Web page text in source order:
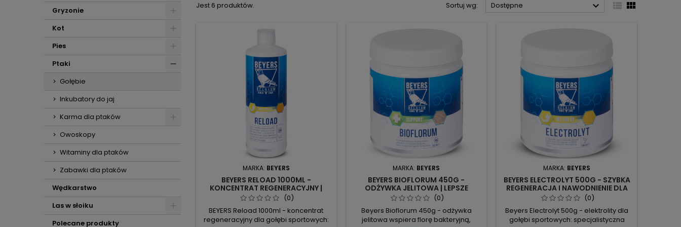
Gryzonie
Kot
Pies
Ptaki
Gołębie
Inkubatory do jaj
Karma dla ptaków
Owoskopy
Witaminy dla ptaków
Zabawki dla ptaków
Wędkarstwo
Las w słoiku
Polecane produkty
Jest 6 produktów. Sortuj wg: Dostępne   
MARKA: BEYERS
BEYERS RELOAD 1000ML -
KONCENTRAT REGENERACYJNY |
SZYBKA REGENERACJA PO LOTACH
(0)
BEYERS Reload 1000ml - koncentrat
regeneracyjny dla gołębi sportowych:
MARKA: BEYERS
BEYERS BIOFLORUM 450G -
ODŻYWKA JELITOWA | LEPSZE
TRAWIENIE I KONDYCJA GOŁĘBI
(0)
Beyers Bioflorum 450g - odżywka
jelitowa wspiera florę bakteryjną,
MARKA: BEYERS
BEYERS ELECTROLYT 500G - SZYBKA
REGENERACJA I NAWODNIENIE DLA
GOŁĘBI SPORTOWYCH
(0)
Beyers Electrolyt 500g - elektrolity dla
gołębi sportowych: specjalistyczna